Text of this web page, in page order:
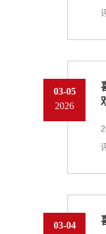
03-05
2026
03-04